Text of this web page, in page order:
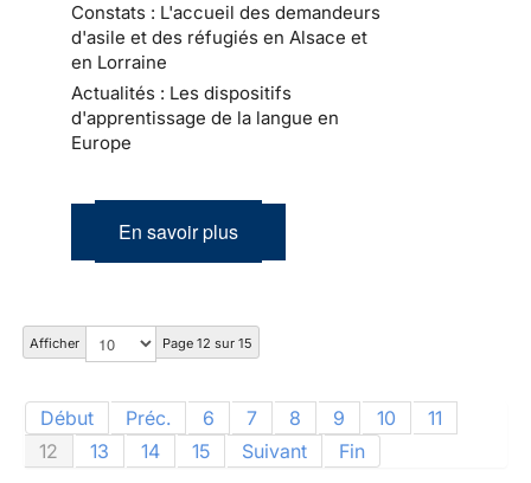
Constats : L'accueil des demandeurs
d'asile et des réfugiés en Alsace et
en Lorraine
Actualités : Les dispositifs
d'apprentissage de la langue en
Europe
En savoir plus
Afficher Page 12 sur 15
Début Préc. 6 7 8 9 10
11
12
13 14 15 Suivant Fin